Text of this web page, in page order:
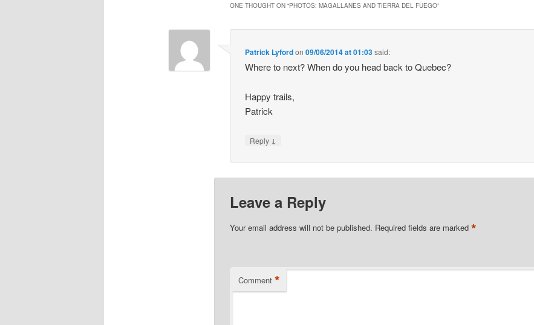
ONE THOUGHT ON “PHOTOS: MAGALLANES AND TIERRA DEL FUEGO”
Patrick Lyfordon09/06/2014 at 01:03said:
Where to next? When do you head back to Quebec?
Happy trails,
Patrick
Reply ↓
Leave a Reply
Your email address will not be published. Required fields are marked *
Comment *